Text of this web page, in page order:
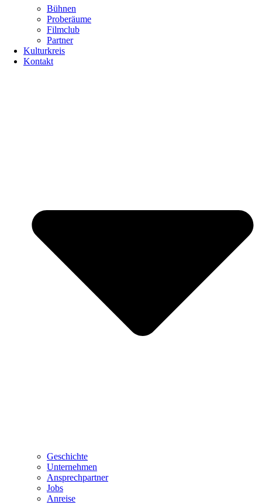
Bühnen
Proberäume
Filmclub
Partner
Kulturkreis
Kontakt
Geschichte
Unternehmen
Ansprechpartner
Jobs
Anreise